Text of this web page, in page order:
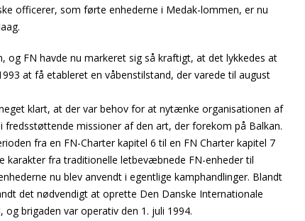
officerer, som førte enhederne i Medak-lommen, er nu
og FN havde nu markeret sig så kraftigt, at det lykkedes at
at få etableret en våbenstilstand, der varede til august
klart, at der var behov for at nytænke organisationen af
fredsstøttende missioner af den art, der forekom på Balkan.
fra en FN-Charter kapitel 6 til en FN Charter kapitel 7
karakter fra traditionelle letbevæbnede FN-enheder til
nu blev anvendt i egentlige kamphandlinger. Blandt
det nødvendigt at oprette Den Danske Internationale
brigaden var operativ den 1. juli 1994.